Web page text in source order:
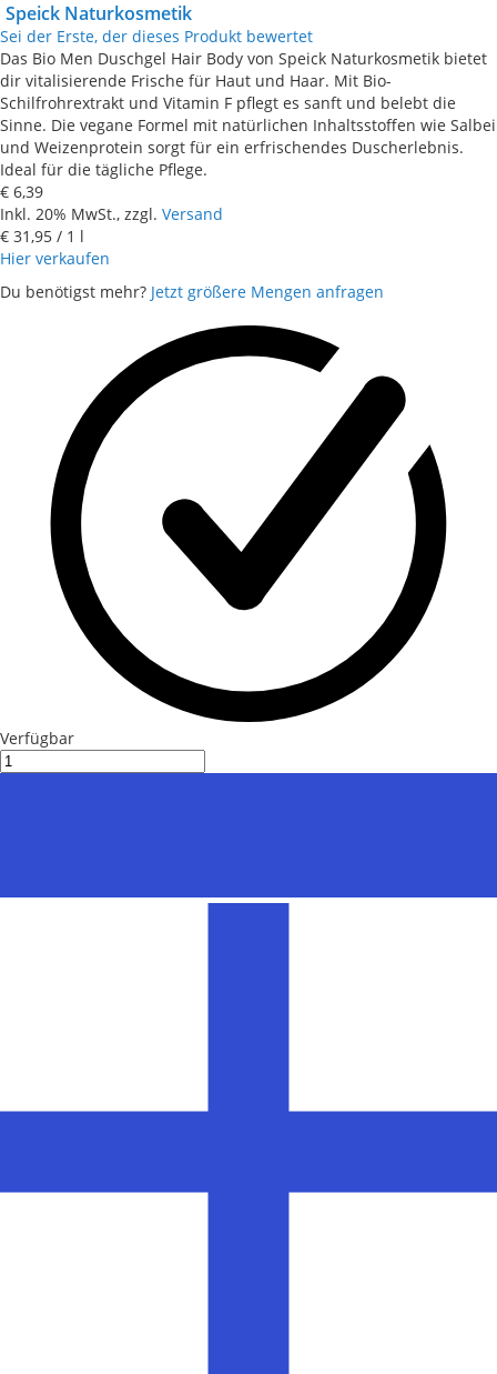
Speick Naturkosmetik
Sei der Erste, der dieses Produkt bewertet
Das Bio Men Duschgel Hair Body von Speick Naturkosmetik bietet
dir vitalisierende Frische für Haut und Haar. Mit Bio-
Schilfrohrextrakt und Vitamin F pflegt es sanft und belebt die
Sinne. Die vegane Formel mit natürlichen Inhaltsstoffen wie Salbei
und Weizenprotein sorgt für ein erfrischendes Duscherlebnis.
Ideal für die tägliche Pflege.
€ 6,39
Inkl. 20% MwSt., zzgl. Versand
€ 31,95 / 1 l
Hier verkaufen
Du benötigst mehr? Jetzt größere Mengen anfragen
Verfügbar